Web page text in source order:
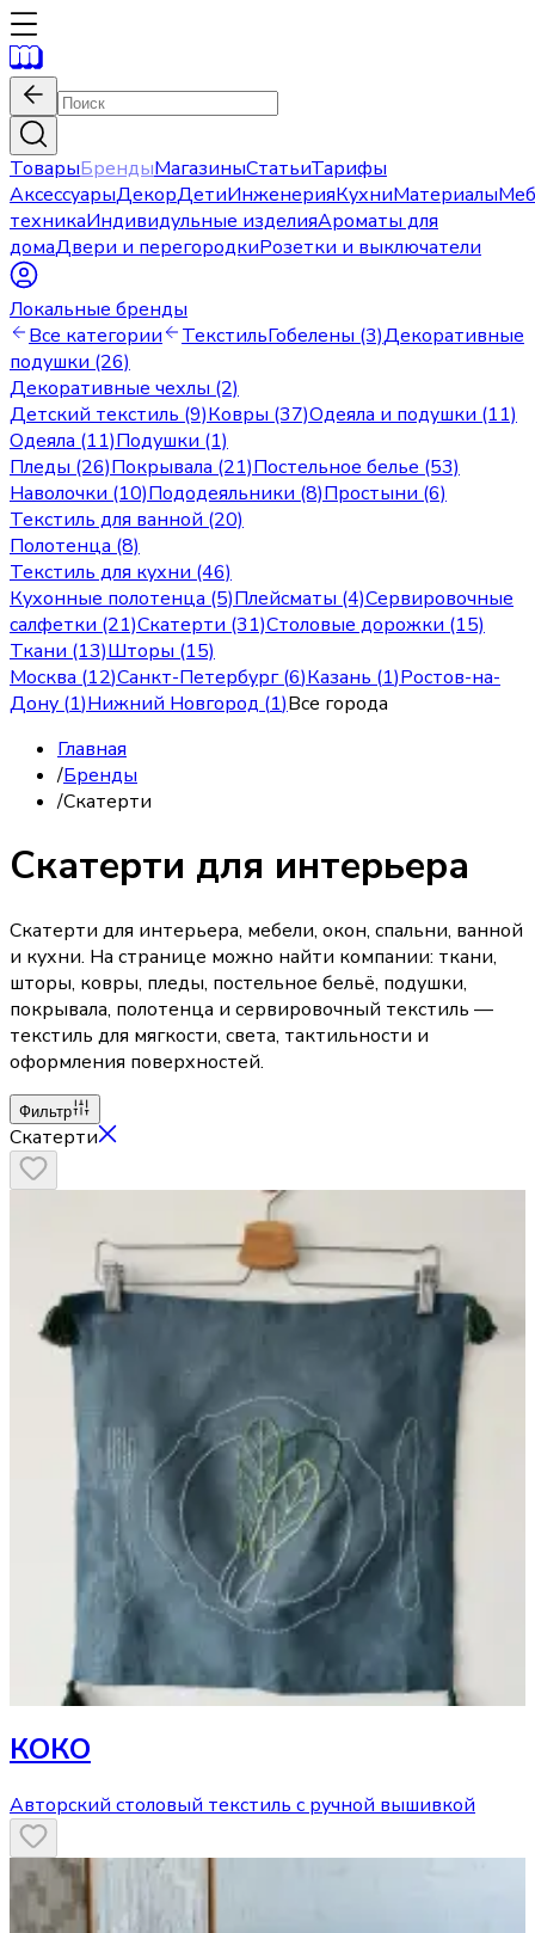
ТоварыБрендыМагазиныСтатьиТарифы
АксессуарыДекорДетиИнженерияКухниМатериалы
техникаИндивидульные изделияАроматы для
домаДвери и перегородкиРозетки и выключатели
Локальные бренды
Все категории
ТекстильГобелены (3)Декоративные
подушки (26)
Декоративные чехлы (2)
Детский текстиль (9)Ковры (37)Одеяла и подушки (11)
Одеяла (11)Подушки (1)
Пледы (26)Покрывала (21)Постельное белье (53)
Наволочки (10)Пододеяльники (8)Простыни (6)
Текстиль для ванной (20)
Полотенца (8)
Текстиль для кухни (46)
Кухонные полотенца (5)Плейсматы (4)Сервировочные
салфетки (21)Скатерти (31)Столовые дорожки (15)
Ткани (13)Шторы (15)
Москва (12)Санкт-Петербург(6)Казань (1)Ростов-на-
Дону (1)Нижний Новгород (1)Все города
Главная
/Бренды
/Скатерти
Скатерти для интерьера
Скатерти для интерьера, мебели, окон, спальни, ванной
и кухни. На странице можно найти компании: ткани,
шторы, ковры, пледы, постельное бельё, подушки,
покрывала, полотенца и сервировочный текстиль —
текстиль для мягкости, света, тактильности и
оформления поверхностей.
Фильтр
Скатерти
КОКО
Авторский столовый текстиль с ручной вышивкой